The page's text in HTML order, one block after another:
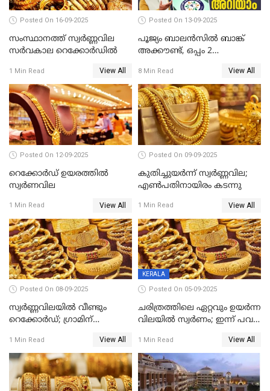
Posted On 16-09-2025
സംസ്ഥാനത്ത് സ്വര്‍ണ്ണവില
സർവകാല റെക്കോർഡിൽ
1 Min Read View All
Posted On 13-09-2025
പൂജ്യം ബാലൻസിൽ ബാങ്ക്
അക്കൗണ്ട്, ഒപ്പം 2
ജൻ ധൻ നേട്ടങ്ങൾ അറിയാം
8 Min Read View All
Posted On 12-09-2025
റെക്കോര്‍ഡ് ഉയരത്തിൽ
സ്വര്‍ണവില
1 Min Read View All
Posted On 09-09-2025
കുതിച്ചുയർന്ന് സ്വർണ്ണവില;
എണ്‍പതിനായിരം കടന്നു
1 Min Read View All
Posted On 08-09-2025
സ്വർണ്ണവിലയിൽ വീണ്ടും
റെക്കോർഡ്; ഗ്രാമിന്
രൂപ മാത്രം കുറവ്
1 Min Read View All
KERALA
Posted On 05-09-2025
ചരിത്രത്തിലെ ഏറ്റവും ഉയർന്ന
വിലയിൽ സ്വർണം; ഇന്ന് പവന്
1 Min Read View All